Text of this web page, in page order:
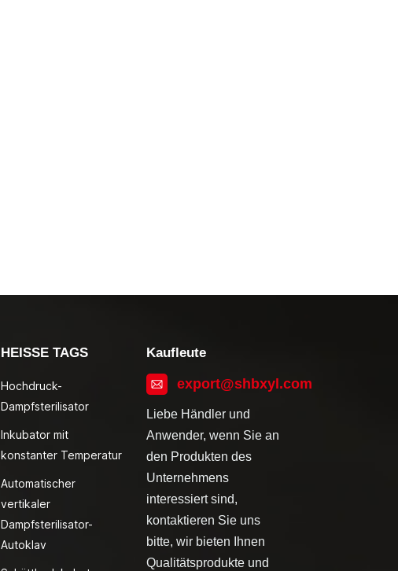
HEISSE TAGS
Hochdruck-
Dampfsterilisator
Inkubator mit
konstanter Temperatur
Automatischer
vertikaler
Dampfsterilisator-
Autoklav
Kaufleute
export@shbxyl.com
Liebe Händler und
Anwender, wenn Sie an
den Produkten des
Unternehmens
interessiert sind,
kontaktieren Sie uns
bitte, wir bieten Ihnen
Qualitätsprodukte und